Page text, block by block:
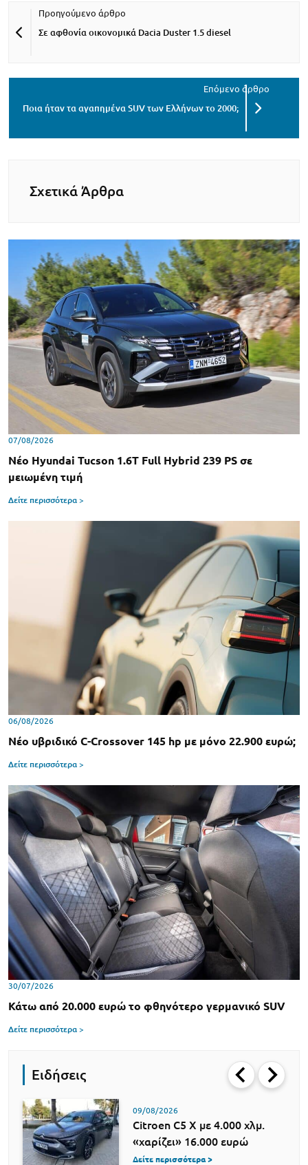
Σε αφθονία οικονομικά Dacia Duster 1.5 diesel
Ποια ήταν τα αγαπημένα SUV των Ελλήνων το 2000;
Σχετικά Άρθρα
07/08/2026
Νέο Hyundai Tucson 1.6T Full Hybrid 239 PS σε
μειωμένη τιμή
Δείτε περισσότερα >
06/08/2026
Νέο υβριδικό C-Crossover 145 hp με μόνο 22.900 ευρώ;
Δείτε περισσότερα >
30/07/2026
Κάτω από 20.000 ευρώ το φθηνότερο γερμανικό SUV
Δείτε περισσότερα >
Ειδήσεις
09/08/2026
Citroen C5 X με 4.000 χλμ.
«χαρίζει» 16.000 ευρώ
Δείτε περισσότερα >